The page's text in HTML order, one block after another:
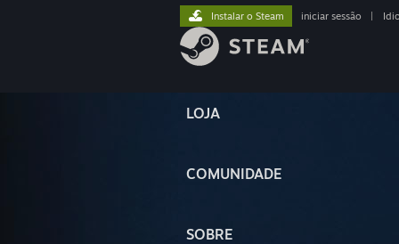
LOJA
COMUNIDADE
SOBRE
Instalar o Steam iniciar sessão